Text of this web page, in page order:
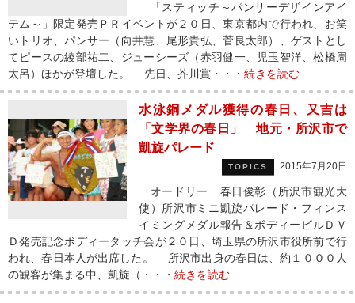
「スティッチ～パンサーデザインアイ
テム～」限定発売ＰＲイベントが２０日、東京都内で行われ、お笑
いトリオ、パンサー（向井慧、尾形貴弘、菅良太郎）、ゲストとし
てピースの綾部祐二、ジューシーズ（赤羽健一、児玉智洋、松橋周
太呂）ほかが登壇した。 先日、芥川賞・・・ 続きを読む
水泳銅メダル獲得の春日、又吉は
「文学界の春日」 地元・所沢市で
凱旋パレード
TOPICS 2015年7月20日
オードリー 春日俊彰（所沢市観光大
使）所沢市ミニ凱旋パレード・フィンス
イミングメダル報告＆ボディービルＤＶ
Ｄ発売記念ボディータッチ会が２０日、埼玉県の所沢市役所前で行
われ、春日本人が出席した。 所沢市出身の春日は、約１０００人
の観客が集まる中、凱旋（・・・ 続きを読む